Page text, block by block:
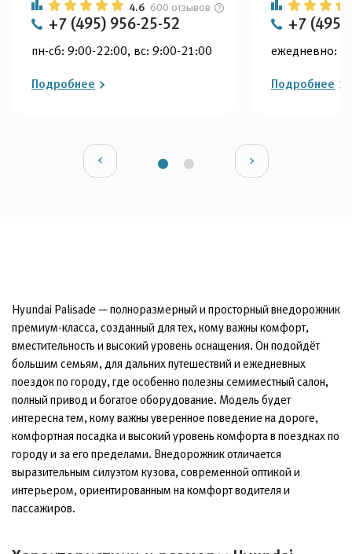
4.6 600 отзывов
+7 (495) 956-25-52
пн-сб: 9:00-22:00, вс: 9:00-21:00
Подробнее
+7 (495)
ежедневно:
Подробнее
Hyundai Palisade — полноразмерный и просторный внедорожник
премиум-класса, созданный для тех, кому важны комфорт,
вместительность и высокий уровень оснащения. Он подойдёт
большим семьям, для дальних путешествий и ежедневных
поездок по городу, где особенно полезны семиместный салон,
полный привод и богатое оборудование. Модель будет
интересна тем, кому важны уверенное поведение на дороге,
комфортная посадка и высокий уровень комфорта в поездках по
городу и за его пределами. Внедорожник отличается
выразительным силуэтом кузова, современной оптикой и
интерьером, ориентированным на комфорт водителя и
пассажиров.